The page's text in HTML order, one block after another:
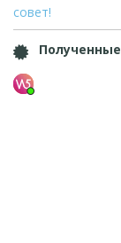
совет!